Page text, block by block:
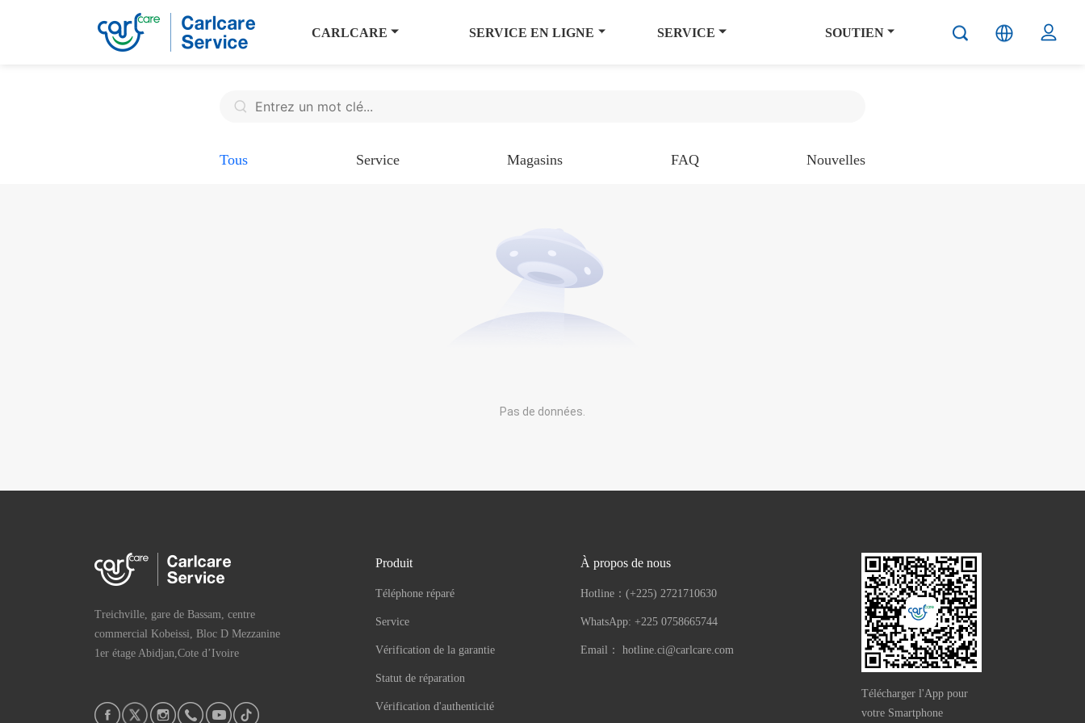
CARLCARE SERVICE EN LIGNE SERVICE SOUTIEN
Tous Service Magasins FAQ Nouvelles
Pas de données.
Treichville, gare de Bassam, centre
commercial Kobeissi, Bloc D Mezzanine
1er étage Abidjan,Cote d’Ivoire
Produit
Téléphone réparé
Service
Vérification de la garantie
Statut de réparation
Vérification d'authenticité
À propos de nous
Hotline： (+225) 2721710630
WhatsApp: +225 0758665744
Email： hotline.ci@carlcare.com
Télécharger l'App pour
votre Smartphone